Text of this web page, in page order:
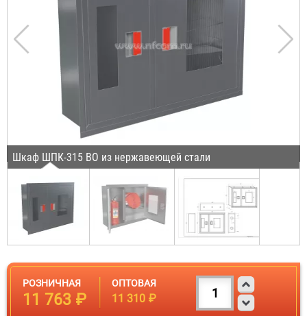
Шкаф ШПК-315 ВО из нержавеющей стали
РОЗНИЧНАЯ
11 763 ₽
ОПТОВАЯ
11 310 ₽